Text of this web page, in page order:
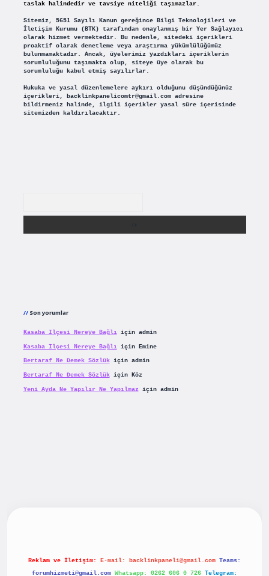
taslak halindedir ve tavsiye niteliği taşımazlar.
Sitemiz, 5651 Sayılı Kanun gereğince Bilgi Teknolojileri ve
İletişim Kurumu (BTK) tarafından onaylanmış bir Yer Sağlayıcı
olarak hizmet vermektedir. Bu nedenle, sitedeki içerikleri
proaktif olarak denetleme veya araştırma yükümlülüğümüz
bulunmamaktadır. Ancak, üyelerimiz yazdıkları içeriklerin
sorumluluğunu taşımakta olup, siteye üye olarak bu
sorumluluğu kabul etmiş sayılırlar.
Hukuka ve yasal düzenlemelere aykırı olduğunu düşündüğünüz
içerikleri, backlinkpanelicomtr@gmail.comadresine
bildirmeniz halinde, ilgili içerikler yasal süre içerisinde
sitemizden kaldırılacaktır.
Son yorumlar
Kasaba Ilçesi Nereye Bağlıiçin admin
Kasaba Ilçesi Nereye Bağlıiçin Emine
Bertaraf Ne Demek Sözlükiçin admin
Bertaraf Ne Demek Sözlükiçin Köz
Yeni Ayda Ne Yapılır Ne Yapılmaziçin admin
Reklam ve İletişim: E-mail: backlinkpaneli@gmail.com Teams:
forumhizmeti@gmail.com Whatsapp: 0262 606 0 726 Telegram: